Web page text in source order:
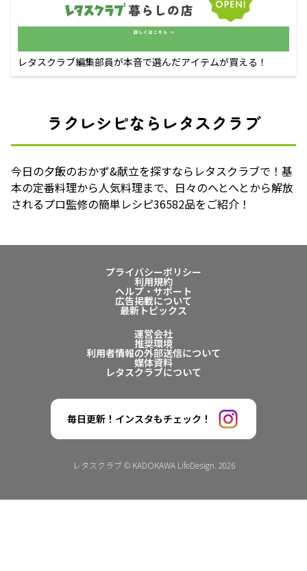
レタスクラブ編集部員が本音で選んだアイテムが買える！
ラクレシピならレタスクラブ
今日の夕飯のおかず&献立を探すならレタスクラブで！基
本の定番料理から人気料理まで、日々のへとへとから解放
されるプロ監修の簡単レシピ36582品をご紹介！
プライバシーポリシー
利用規約
ヘルプ・サポート
広告掲載について
最新トピックス
運営会社
推奨環境
利用者情報の外部送信について
媒体資料
レタスクラブについて
毎日更新！インスタもチェック！
レタスクラブ © KADOKAWA LifeDesign. 2026